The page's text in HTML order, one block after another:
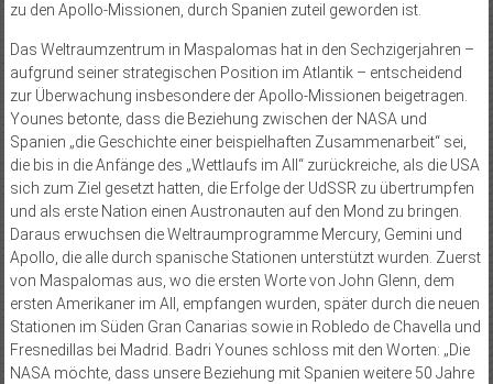
zu den Apollo-Missionen, durch Spanien zuteil geworden ist.
Das Weltraumzentrum in Mas­palomas hat in den Sechzigerjahren –
aufgrund seiner strategischen Position im Atlantik – entscheidend
zur Überwachung insbesondere der Apollo-Missionen beigetragen.
Younes betonte, dass die Beziehung zwischen der NASA und
Spanien „die Geschichte einer beispielhaften Zusammenarbeit“ sei,
die bis in die Anfänge des „Wettlaufs im All“ zurückreiche, als die USA
sich zum Ziel gesetzt hatten, die Erfolge der UdSSR zu übertrumpfen
und als erste Nation einen Austronauten auf den Mond zu bringen.
Daraus erwuchsen die Weltraumprogram­me Mercury, Gemini und
Apollo, die alle durch spanische Stationen unterstützt wurden. Zuerst
von Maspalomas aus, wo die ersten Worte von John Glenn, dem
ersten Amerikaner im All, empfangen wurden, später durch die neuen
Stationen im Süden Gran Canarias sowie in Robledo de Chavella und
Fresnedillas bei Madrid. Badri Younes schloss mit den Worten: „Die
NASA möchte, dass unsere Beziehung mit Spanien weitere 50 Jahre